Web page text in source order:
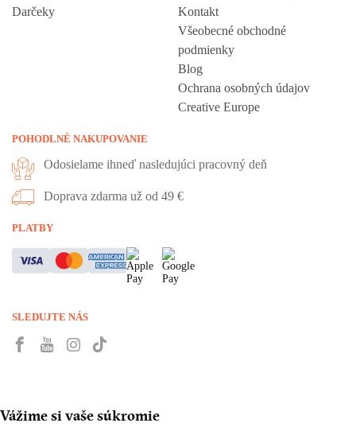
Darčeky
Kontakt
Všeobecné obchodné
podmienky
Blog
Ochrana osobných údajov
Creative Europe
POHODLNÉ NAKUPOVANIE
Odosielame ihneď nasledujúci pracovný deň
Doprava zdarma už od 49 €
PLATBY
SLEDUJTE NÁS
Vážime si vaše súkromie